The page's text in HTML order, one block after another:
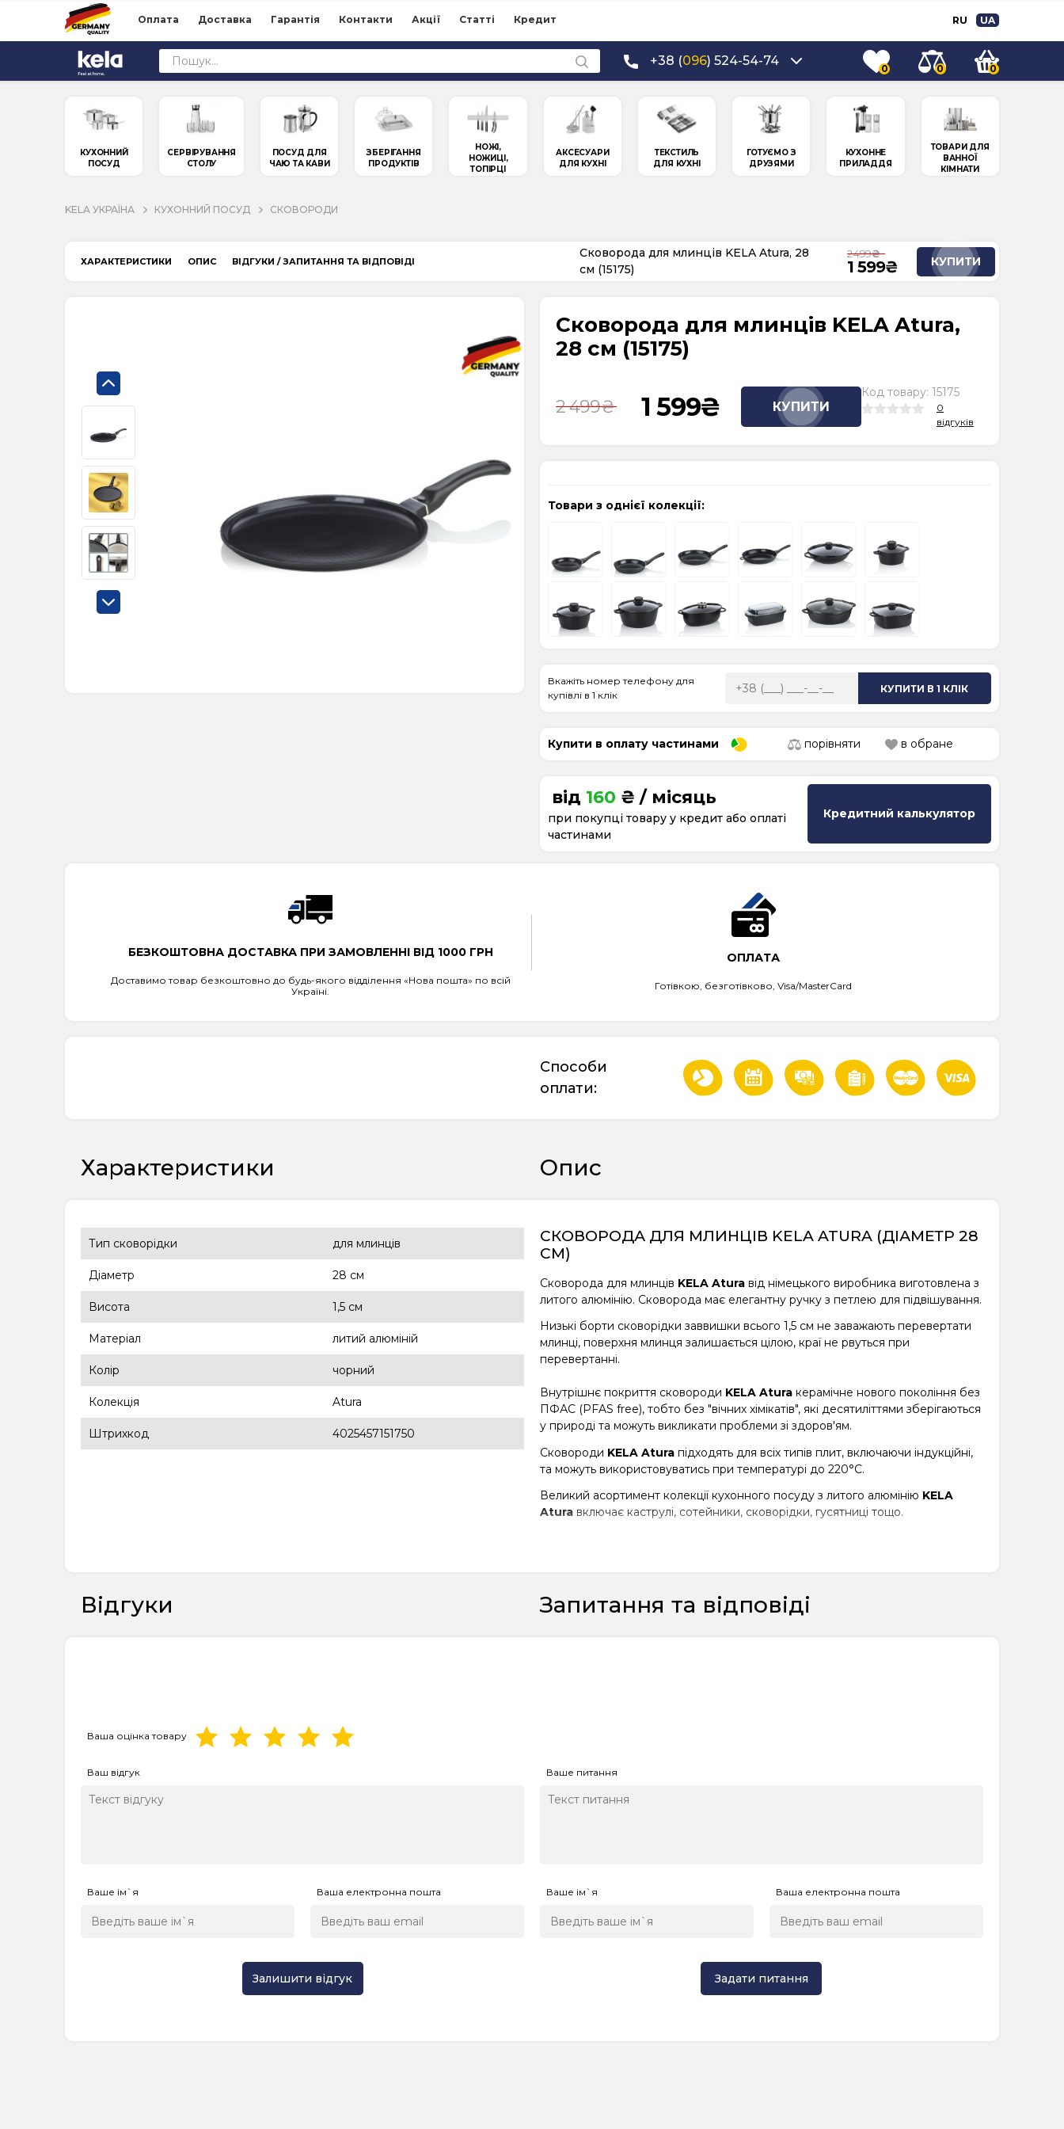
Оплата Доставка Гарантія Контакти Акції Статті Кредит RU UA
+38 (096) 524-54-74
0 0 0
КУХОННИЙ
ПОСУД
СЕРВІРУВАННЯ
СТОЛУ
ПОСУД ДЛЯ
ЧАЮ ТА КАВИ
ЗБЕРІГАННЯ
ПРОДУКТІВ
НОЖІ,
НОЖИЦІ,
ТОПІРЦІ
АКСЕСУАРИ
ДЛЯ КУХНІ
ТЕКСТИЛЬ
ДЛЯ КУХНІ
ГОТУЄМО З
ДРУЗЯМИ
КУХОННЕ
ПРИЛАДДЯ
ТОВАРИ ДЛЯ
ВАННОЇ
КІМНАТИ
KELA УКРАЇНА КУХОННИЙ ПОСУД СКОВОРОДИ
ХАРАКТЕРИСТИКИ ОПИС ВІДГУКИ / ЗАПИТАННЯ ТА ВІДПОВІДІ
Сковорода для млинців KELA Atura, 28
см (15175)
2 499
1 599 КУПИТИ
Сковорода для млинців KELA Atura,
28 см (15175)
2 499₴ 1 599₴ КУПИТИ
Код товару: 15175
0
відгуків
Товари з однієї колекції:
Вкажіть номер телефону для
купівлі в 1 клік
КУПИТИ В 1 КЛІК
Купити в оплату частинами порівняти в обране
від 160 ₴ / місяць
при покупці товару у кредит або оплаті
частинами
Кредитний калькулятор
БЕЗКОШТОВНА ДОСТАВКА ПРИ ЗАМОВЛЕННІ ВІД 1000 ГРН
Доставимо товар безкоштовно до будь-якого відділення «Нова пошта» по всій
Україні.
ОПЛАТА
Готівкою, безготівково, Visa/MasterCard
Способи
оплати:
Характеристики Опис
Тип сковорідки для млинців
Діаметр 28 см
Висота 1,5 см
Матеріал литий алюміній
Колір чорний
Колекція Atura
Штрихкод 4025457151750
СКОВОРОДА ДЛЯ МЛИНЦІВ KELA ATURA (ДІАМЕТР 28
СМ)
Сковорода для млинців KELA Atura від німецького виробника виготовлена ​​з
литого алюмінію. Сковорода має елегантну ручку з петлею для підвішування.
Низькі борти сковорідки заввишки всього 1,5 см не заважають перевертати
млинці, поверхня млинця залишається цілою, краї не рвуться при
перевертанні.
Внутрішнє покриття сковороди KELA Atura керамічне нового покоління без
ПФАС (PFAS free), тобто без "вічних хімікатів", які десятиліттями зберігаються
у природі та можуть викликати проблеми зі здоров'ям.
Сковороди KELA Atura підходять для всіх типів плит, включаючи індукційні,
та можуть використовуватись при температурі до 220°C.
Великий асортимент колекції кухонного посуду з литого алюмінію KELA
Atura включає каструлі, сотейники, сковорідки, гусятниці тощо.
Відгуки Запитання та відповіді
Ваша оцінка товару
Ваш відгук
Ваше ім`я Ваша електронна пошта
Залишити відгук
Ваше питання
Ваше ім`я Ваша електронна пошта
Задати питання